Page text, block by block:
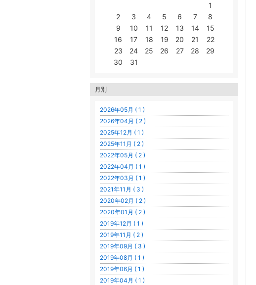
1
2
3 4 5 6 7
8
9
10 11 12 13 14
15
16
17 18 19 20 21
22
23
24 25 26 27 28
29
30
31
月別
2026年05月 ( 1 )
2026年04月 ( 2 )
2025年12月 ( 1 )
2025年11月 ( 2 )
2022年05月 ( 2 )
2022年04月 ( 1 )
2022年03月 ( 1 )
2021年11月 ( 3 )
2020年02月 ( 2 )
2020年01月 ( 2 )
2019年12月 ( 1 )
2019年11月 ( 2 )
2019年09月 ( 3 )
2019年08月 ( 1 )
2019年06月 ( 1 )
2019年04月 ( 1 )